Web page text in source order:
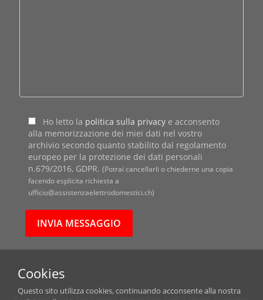
Ho letto la politica sulla privacy e acconsento
alla memorizzazione dei miei dati nel vostro
archivio secondo quanto stabilito dal regolamento
europeo per la protezione dei dati personali
n.679/2016, GDPR. (Potrai cancellarli o chiederne una copia
facendo esplicita richiesta a
ufficio@assistenzaelettrodomestici.ch)
Cookies
Questo sito utilizza cookies, continuando acconsente alla nostra